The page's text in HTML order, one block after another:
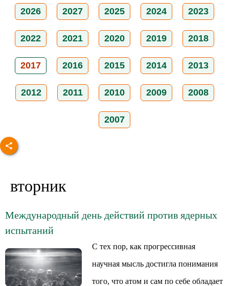
2026 2027 2025 2024 2023
2022 2021 2020 2019 2018
2017 2016 2015 2014 2013
2012 2011 2010 2009 2008
2007
вторник
Международный день действий против ядерных
испытаний
С тех пор, как прогрессивная
научная мысль достигла понимания
того, что атом и сам по себе обладает